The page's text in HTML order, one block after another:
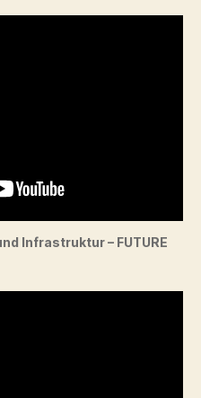
Infrastruktur – FUTURE